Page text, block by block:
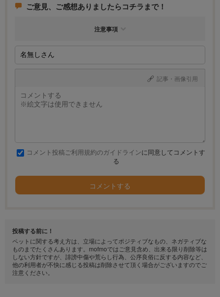
ご意見、ご感想ありましたらコチラまで！
注意事項
記事・画像引用
コメント投稿ご利用規約のガイドラインに同意してコメントす
る
コメントする
投稿する前に！
ペットに関する考え方は、立場によってポジティブなもの、ネガティブな
ものまでたくさんあります。mofmoではご意見含め、出来る限り削除等は
しない方針ですが、誹謗中傷や荒らし行為、公序良俗に反する内容など、
他の利用者が不快に感じる投稿は削除させて頂く場合がございますのでご
注意ください。